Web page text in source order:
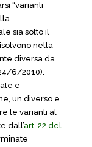
“varianti
sia sotto il
nella
diversa da
24/6/2010).
e
un diverso e
le varianti al
dall’art. 22 del